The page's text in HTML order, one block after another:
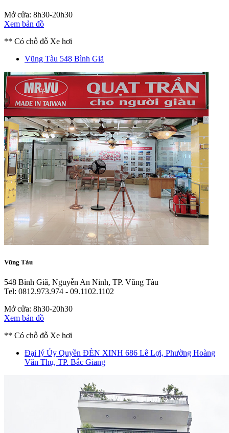
Mở cửa: 8h30-20h30
Xem bản đồ
** Có chỗ đỗ Xe hơi
Vũng Tàu 548 Bình Giã
Vũng Tàu
548 Bình Giã, Nguyễn An Ninh, TP. Vũng Tàu
Tel: 0812.973.974 - 09.1102.1102
Mở cửa: 8h30-20h30
Xem bản đồ
** Có chỗ đỗ Xe hơi
Đại lý Ủy Quyền ĐÈN XINH 686 Lê Lợi, Phường Hoàng
Văn Thụ, TP. Bắc Giang